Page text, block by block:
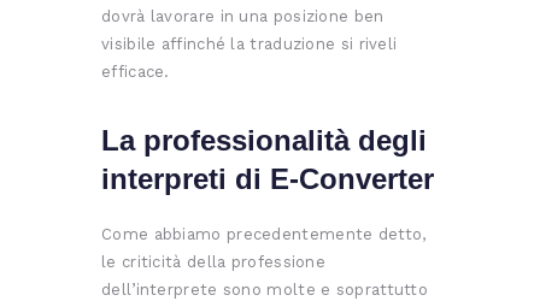
dovrà lavorare in una posizione ben
visibile affinché la traduzione si riveli
efficace.
La professionalità degli
interpreti di E-Converter
Come abbiamo precedentemente detto,
le criticità della professione
dell’interprete sono molte e soprattutto